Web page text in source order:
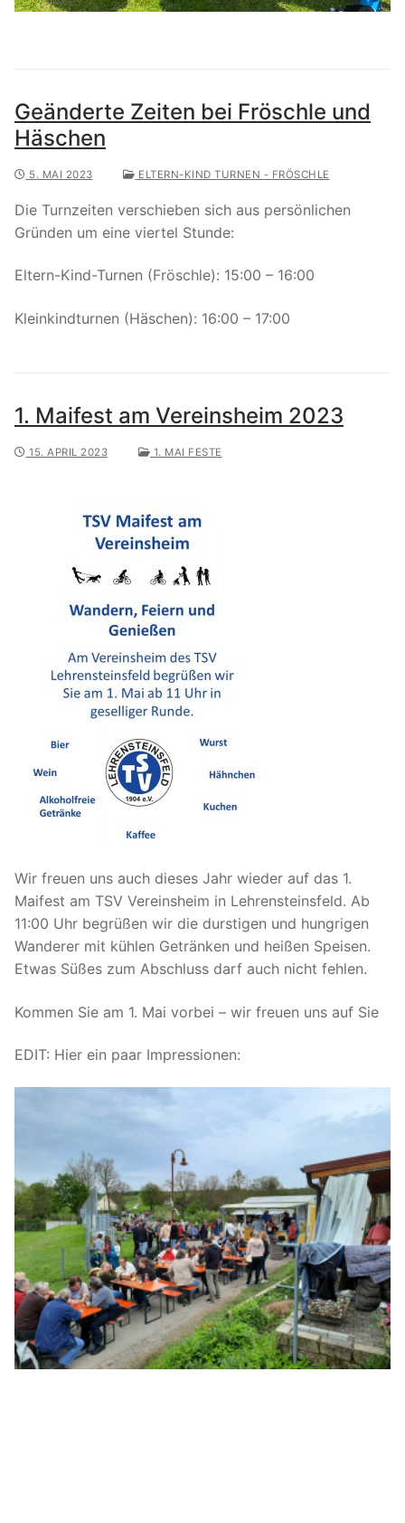
Geänderte Zeiten bei Fröschle und
Häschen
5. MAI 2023 ELTERN-KIND TURNEN - FRÖSCHLE
Die Turnzeiten verschieben sich aus persönlichen
Gründen um eine viertel Stunde:
Eltern-Kind-Turnen (Fröschle): 15:00 – 16:00
Kleinkindturnen (Häschen): 16:00 – 17:00
1. Maifest am Vereinsheim 2023
15. APRIL 2023 1. MAI FESTE
Wir freuen uns auch dieses Jahr wieder auf das 1.
Maifest am TSV Vereinsheim in Lehrensteinsfeld. Ab
11:00 Uhr begrüßen wir die durstigen und hungrigen
Wanderer mit kühlen Getränken und heißen Speisen.
Etwas Süßes zum Abschluss darf auch nicht fehlen.
Kommen Sie am 1. Mai vorbei – wir freuen uns auf Sie
EDIT: Hier ein paar Impressionen: